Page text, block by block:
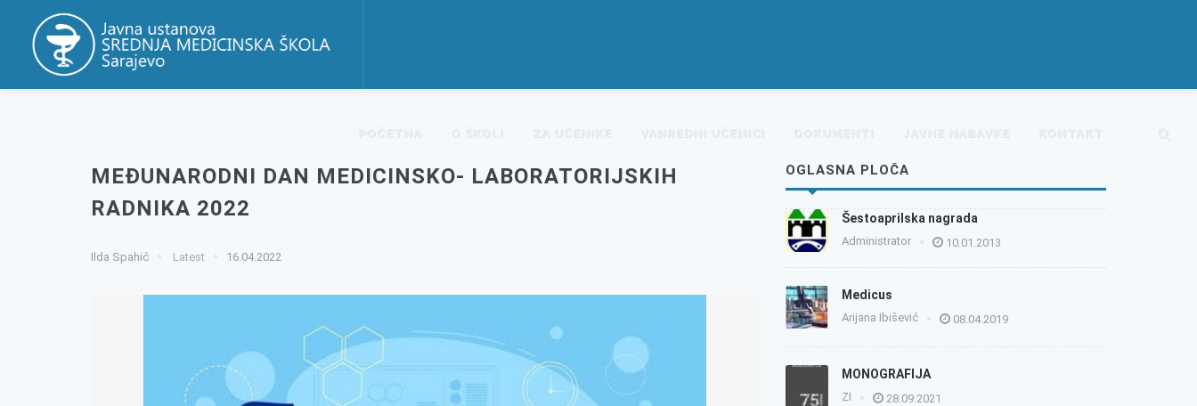
POČETNA O ŠKOLI ZA UČENIKE VANREDNI UČENICI DOKUMENTI JAVNE NABAVKE KONTAKT
MEĐUNARODNI DAN MEDICINSKO- LABORATORIJSKIH
RADNIKA 2022
Ilda Spahić Latest 16.04.2022
OGLASNA PLOČA
Šestoaprilska nagrada
Administrator 10.01.2013
Medicus
Arijana Ibišević 08.04.2019
MONOGRAFIJA
ZI 28.09.2021